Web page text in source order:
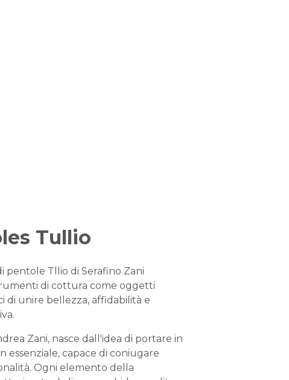
Tullio
pentole Tllio di Serafino Zani
di cottura come oggetti
di unire bellezza, affidabilità e
Zani, nasce dall'idea di portare in
essenziale, capace di coniugare
Ogni elemento della